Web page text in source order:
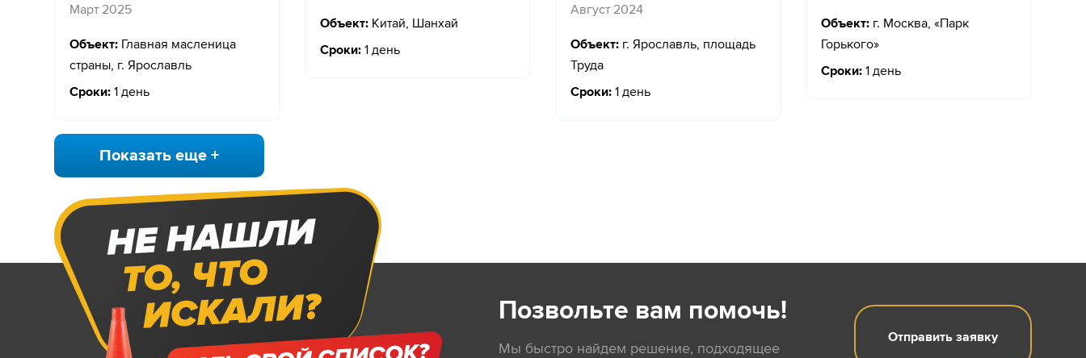
Март 2025
Объект: Главная масленица
страны, г. Ярославль
Сроки: 1 день
Объект: Китай, Шанхай
Сроки: 1 день
Август 2024
Объект: г. Ярославль, площадь
Труда
Сроки: 1 день
Объект: г. Москва, «Парк
Горького»
Сроки: 1 день
Показать еще +
Позвольте вам помочь!
Мы быстро найдем решение, подходящее
Отправить заявку